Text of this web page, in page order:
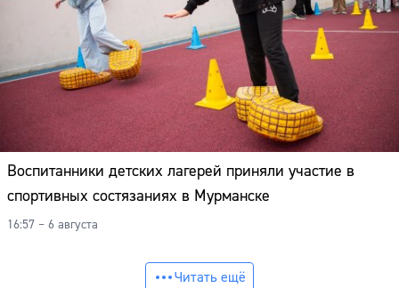
Воспитанники детских лагерей приняли участие в
спортивных состязаниях в Мурманске
16:57 – 6 августа
Читать ещё